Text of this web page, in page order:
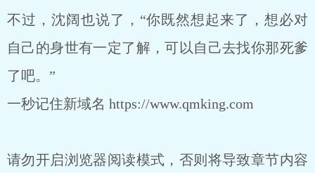
不过，沈阔也说了，“你既然想起来了，想必对
自己的身世有一定了解，可以自己去找你那死爹
了吧。”
一秒记住新域名 https://www.qmking.com
请勿开启浏览器阅读模式，否则将导致章节内容